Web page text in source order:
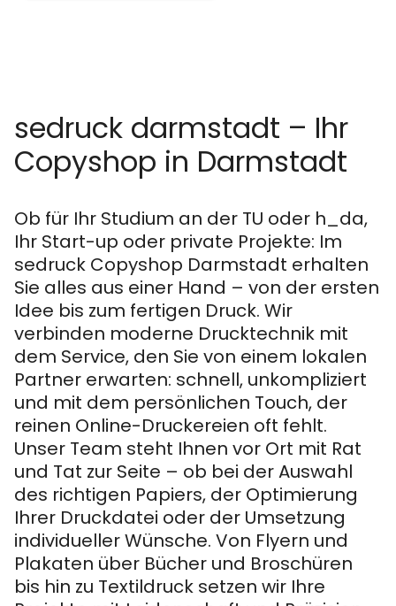
sedruck darmstadt – Ihr
Copyshop in Darmstadt
Ob für Ihr Studium an der TU oder h_da,
Ihr Start-up oder private Projekte: Im
sedruck Copyshop Darmstadt erhalten
Sie alles aus einer Hand – von der ersten
Idee bis zum fertigen Druck. Wir
verbinden moderne Drucktechnik mit
dem Service, den Sie von einem lokalen
Partner erwarten: schnell, unkompliziert
und mit dem persönlichen Touch, der
reinen Online-Druckereien oft fehlt.
Unser Team steht Ihnen vor Ort mit Rat
und Tat zur Seite – ob bei der Auswahl
des richtigen Papiers, der Optimierung
Ihrer Druckdatei oder der Umsetzung
individueller Wünsche. Von Flyern und
Plakaten über Bücher und Broschüren
bis hin zu Textildruck setzen wir Ihre